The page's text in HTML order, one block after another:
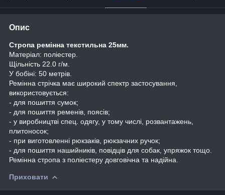
Опис
Стропа ремінна текстильна 25мм.
Матеріал: поліестер.
Щільність 22.0 г/м.
У бобіні: 50 метрів.
Ремінна стрічка має широкий спектр застосування,
використовується:
- для пошиття сумок;
- для пошиття ременів, поясів;
- у виробництві спец. одягу, у тому числі, розвантажень,
плитоносок;
- при виготовленні рюкзаків, рюкзачних ручок;
- для пошиття нашийників, повідців для собак, упряжок тощо.
Ремінна стропа з поліестеру довговічна та надійна.
Приховати